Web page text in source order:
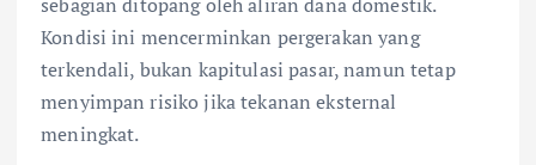
Kondisi ini mencerminkan pergerakan yang
terkendali, bukan kapitulasi pasar, namun tetap
menyimpan risiko jika tekanan eksternal
meningkat.